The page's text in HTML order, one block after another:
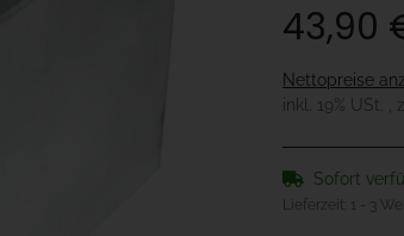
43,90
Nettopreise
inkl. 19% USt. ,
Sofort
Lieferzeit: 1 - 3